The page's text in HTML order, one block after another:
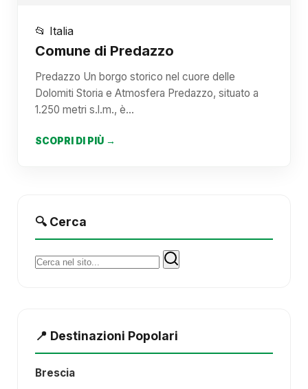
📂 Italia
Comune di Predazzo
Predazzo Un borgo storico nel cuore delle
Dolomiti Storia e Atmosfera Predazzo, situato a
1.250 metri s.l.m., è…
SCOPRI DI PIÙ →
🔍 Cerca
Cerca:
📍 Destinazioni Popolari
Brescia